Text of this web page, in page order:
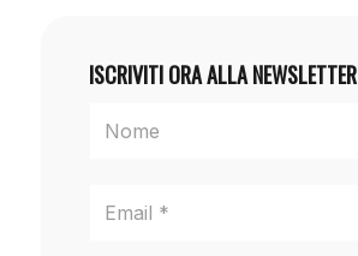
ISCRIVITI ORA ALLA NEWSLETTER